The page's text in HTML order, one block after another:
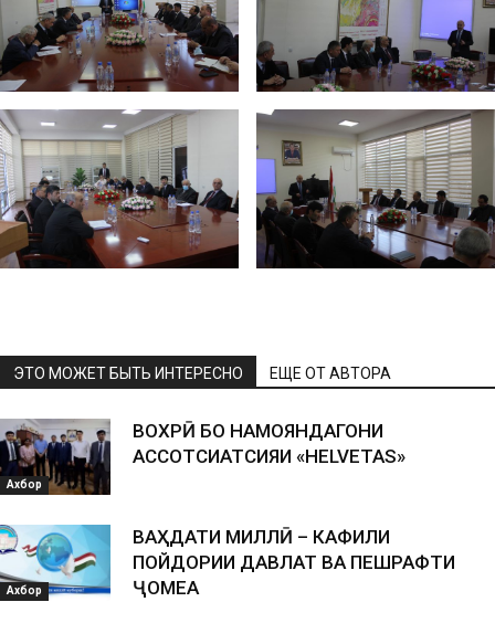
ЭТО МОЖЕТ БЫТЬ ИНТЕРЕСНО ЕЩЕ ОТ АВТОРА
Ахбор
ВОХӮРӢ БО НАМОЯНДАГОНИ
АССОТСИАТСИЯИ «HELVETAS»
Ахбор
ВАҲДАТИ МИЛЛӢ – КАФИЛИ
ПОЙДОРИИ ДАВЛАТ ВА ПЕШРАФТИ
ҶОМЕА